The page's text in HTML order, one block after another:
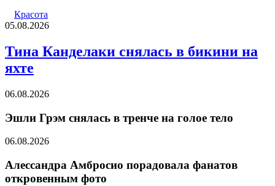
Красота
05.08.2026
Тина Канделаки снялась в бикини на
яхте
06.08.2026
Эшли Грэм снялась в тренче на голое тело
06.08.2026
Алессандра Амбросио порадовала фанатов
откровенным фото